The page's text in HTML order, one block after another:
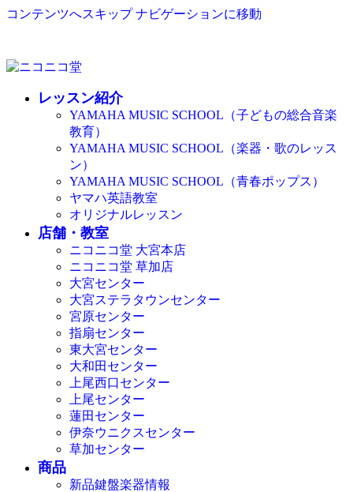
コンテンツへスキップ ナビゲーションに移動
レッスン紹介
YAMAHA MUSIC SCHOOL（子どもの総合音楽
教育）
YAMAHA MUSIC SCHOOL（楽器・歌のレッス
ン）
YAMAHA MUSIC SCHOOL（青春ポップス）
ヤマハ英語教室
オリジナルレッスン
店舗・教室
ニコニコ堂 大宮本店
ニコニコ堂 草加店
大宮センター
大宮ステラタウンセンター
宮原センター
指扇センター
東大宮センター
大和田センター
上尾西口センター
上尾センター
蓮田センター
伊奈ウニクスセンター
草加センター
商品
新品鍵盤楽器情報